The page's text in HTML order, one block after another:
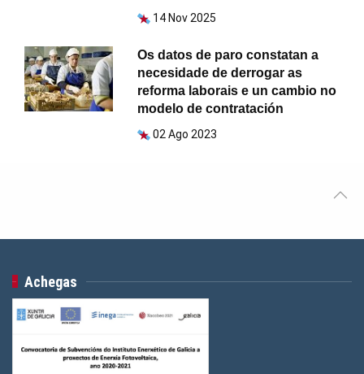
14 Nov 2025
Os datos de paro constatan a
necesidade de derrogar as
reforma laborais e un cambio no
modelo de contratación
02 Ago 2023
Achegas